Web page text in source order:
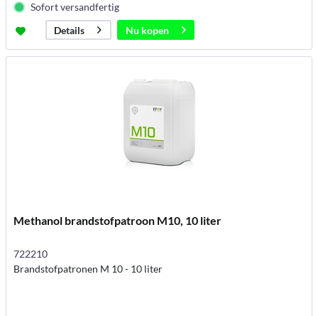
Sofort versandfertig
Details
Nu kopen
Methanol brandstofpatroon M10, 10 liter
722210
Brandstofpatronen M 10 - 10 liter